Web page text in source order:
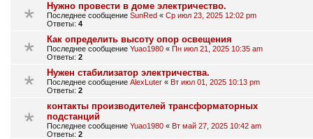
Нужно провести в доме электричество.
Последнее сообщение SunRed « Ср июл 23, 2025 12:02 pm
Ответы: 4
Как определить высоту опор освещения
Последнее сообщение Yuao1980 « Пн июл 21, 2025 10:35 am
Ответы: 2
Нужен стабилизатор электричества.
Последнее сообщение AlexLuter « Вт июл 01, 2025 10:13 pm
Ответы: 2
контакты производителей трансформаторных
подстанций
Последнее сообщение Yuao1980 « Вт май 27, 2025 10:42 am
Ответы: 2